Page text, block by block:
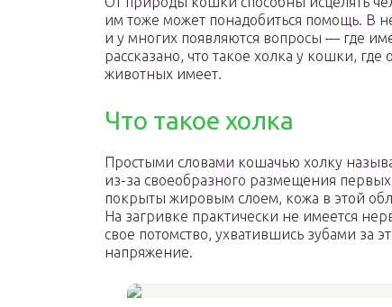
им тоже может понадобиться помощь. В
и у многих появляются вопросы — где
рассказано, что такое холка у кошки,
животных имеет.
Что такое холка
Простыми словами кошачью холку
из-за своеобразного размещения
покрыты жировым слоем, кожа в этой
На загривке практически не имеется
свое потомство, ухватившись зубами за
напряжение.